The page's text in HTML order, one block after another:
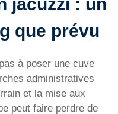
que prévu
à poser une cuve
administratives
et la mise aux
peut faire perdre de